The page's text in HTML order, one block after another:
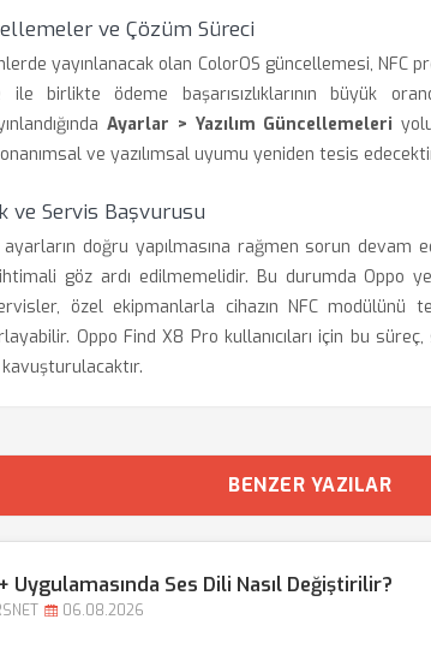
ve Çözüm Süreci
yayınlanacak olan ColorOS güncellemesi, NFC
ile birlikte ödeme başarısızlıklarının büyük
Ayarlar > Yazılım Güncellemeleri
ve yazılımsal uyumu yeniden tesis
ve Servis Başvurusu
ayarların doğru yapılmasına rağmen sorun devam
göz ardı edilmemelidir. Bu durumda Oppo
özel ekipmanlarla cihazın NFC
Oppo Find X8 Pro kullanıcıları için bu
BENZER YAZILAR
Uygulamasında Ses Dili Nasıl Değiştirilir?
06.08.2026